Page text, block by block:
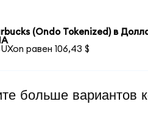
(Ondo Tokenized) в
равен 106,43 $
больше вариантов